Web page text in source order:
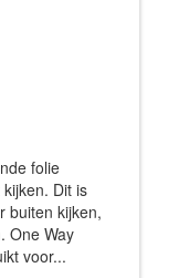
folie
. Dit is
buiten kijken,
One Way
voor...